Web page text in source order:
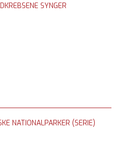
SYNGER
NATIONALPARKER (SERIE)